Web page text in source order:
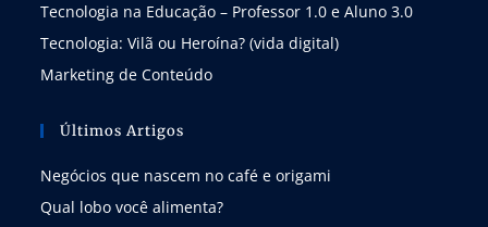
Tecnologia na Educação – Professor 1.0 e Aluno 3.0
Tecnologia: Vilã ou Heroína? (vida digital)
Marketing de Conteúdo
Últimos Artigos
Negócios que nascem no café e origami
Qual lobo você alimenta?